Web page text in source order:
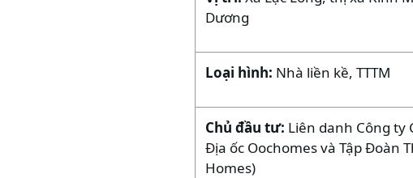
Dương
Loại hình: Nhà liền kề, TTTM
Chủ đầu tư: Liên danh Công ty
Địa ốc Oochomes và Tập Đoàn
Homes)